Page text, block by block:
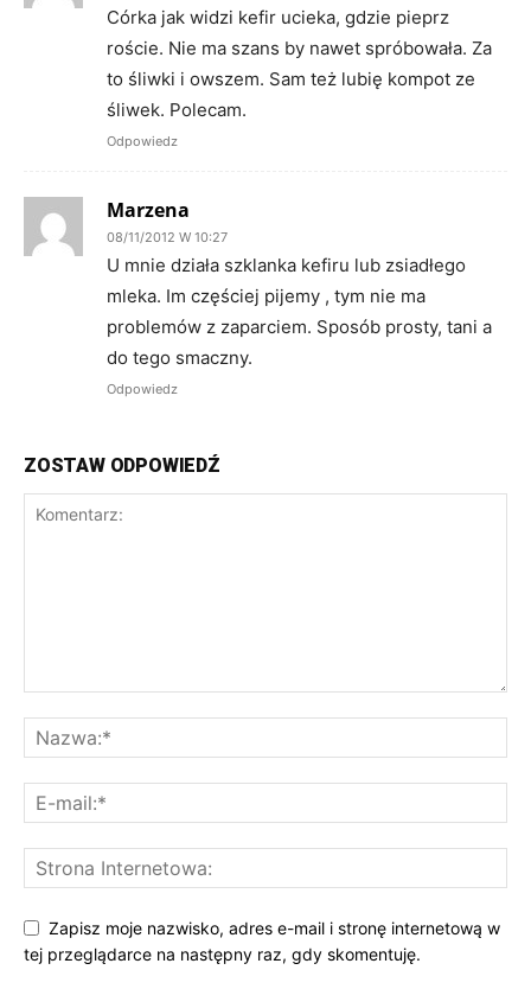
Córka jak widzi kefir ucieka, gdzie pieprz
roście. Nie ma szans by nawet spróbowała. Za
to śliwki i owszem. Sam też lubię kompot ze
śliwek. Polecam.
Odpowiedz
Marzena
08/11/2012 W 10:27
U mnie działa szklanka kefiru lub zsiadłego
mleka. Im częściej pijemy , tym nie ma
problemów z zaparciem. Sposób prosty, tani a
do tego smaczny.
Odpowiedz
ZOSTAW ODPOWIEDŹ
Zapisz moje nazwisko, adres e-mail i stronę internetową w
tej przeglądarce na następny raz, gdy skomentuję.